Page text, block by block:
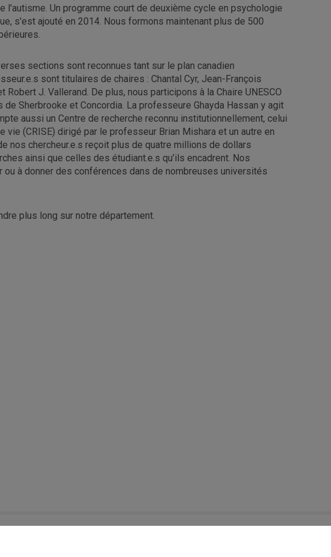
Un programme court de deuxième cycle en psychologie
s'est ajouté en 2014. Nous formons maintenant plus de 500
sections sont reconnues tant sur le plan canadien
sont titulaires de chaires : Chantal Cyr, Jean-François
J. Vallerand. De plus, nous participons à la Chaire UNESCO
Sherbrooke et Concordia. La professeure Ghayda Hassan y agit
aussi un Centre de recherche reconnu institutionnellement, celui
(CRISE) dirigé par le professeur Brian Mishara et un autre en
nos chercheur.e.s reçoit plus de quatre millions de dollars
ainsi que celles des étudiant.e.s qu’ils encadrent. Nos
à donner des conférences dans de nombreuses universités
plus long sur notre département.